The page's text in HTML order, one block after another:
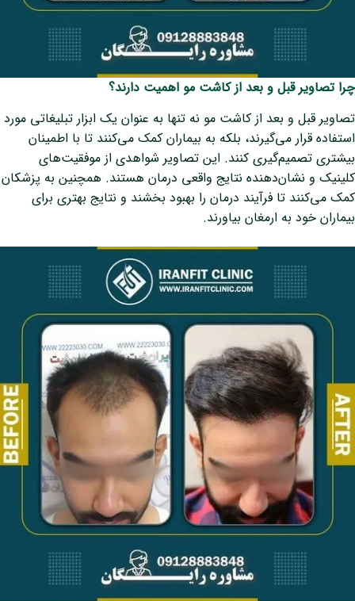
چرا تصاویر قبل و بعد از کاشت مو اهمیت دارند؟
تصاویر قبل و بعد از کاشت مو نه تنها به عنوان یک ابزار تبلیغاتی مورد
استفاده قرار می‌گیرند، بلکه به بیماران کمک می‌کنند تا با اطمینان
بیشتری تصمیم‌گیری کنند. این تصاویر شواهدی از موفقیت‌های
کلینیک و نشان‌دهنده نتایج واقعی درمان هستند. همچنین به پزشکان
کمک می‌کنند تا فرآیند درمان را بهبود بخشند و نتایج بهتری برای
بیماران خود به ارمغان بیاورند.